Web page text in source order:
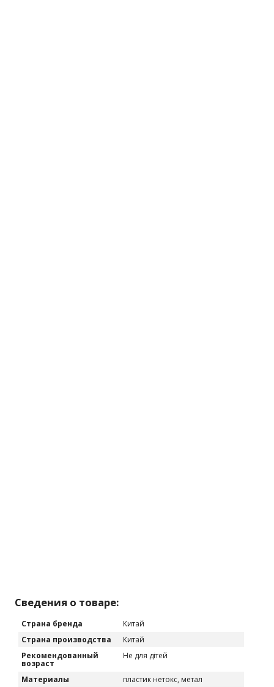
Сведения о товаре:
Страна бренда
Китай
Страна производства
Китай
Рекомендованный
возраст
Не для дітей
Материалы
пластик нетокс, метал